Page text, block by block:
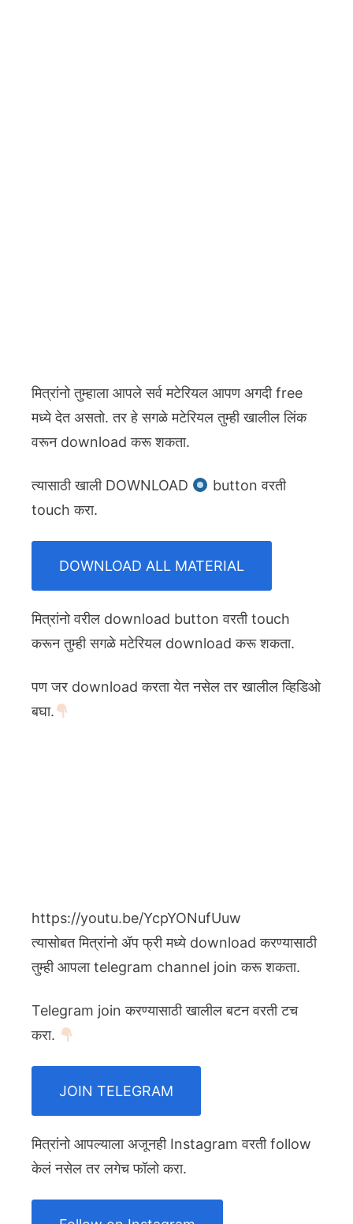
मित्रांनो तुम्हाला आपले सर्व मटेरियल आपण अगदी free
मध्ये देत असतो. तर हे सगळे मटेरियल तुम्ही खालील लिंक
वरून download करू शकता.
त्यासाठी खाली DOWNLOAD
button वरती
touch करा.
DOWNLOAD ALL MATERIAL
मित्रांनो वरील download button वरती touch
करून तुम्ही सगळे मटेरियल download करू शकता.
पण जर download करता येत नसेल तर खालील व्हिडिओ
बघा.
https://youtu.be/YcpYONufUuw
त्यासोबत मित्रांनो ॲप फ्री मध्ये download करण्यासाठी
तुम्ही आपला telegram channel join करू शकता.
Telegram join करण्यासाठी खालील बटन वरती टच
करा.
JOIN TELEGRAM
मित्रांनो आपल्याला अजूनही Instagram वरती follow
केलं नसेल तर लगेच फॉलो करा.